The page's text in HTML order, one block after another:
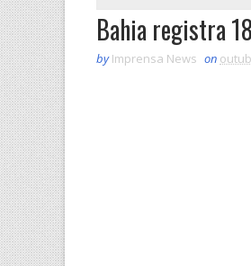
Bahia registra
by Imprensa News on